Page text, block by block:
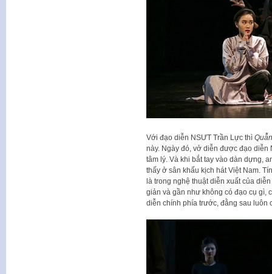
Với đạo diễn NSƯT Trần Lực thì Quẫn
này. Ngày đó, vở diễn được đạo diễn
tâm lý. Và khi bắt tay vào dàn dựng,
thấy ở sân khấu kịch hát Việt Nam.
là trong nghệ thuật diễn xuất của
giản và gần như không có đạo cụ gì,
diễn chính phía trước, đằng sau luôn